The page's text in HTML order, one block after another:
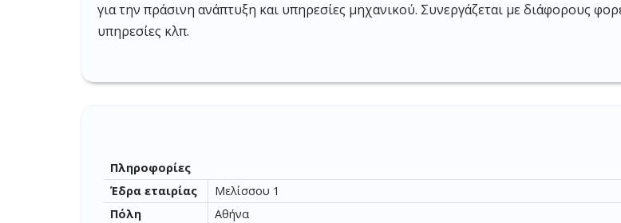
για την πράσινη ανάπτυξη και υπηρεσίες μηχανικού. Συνεργάζεται με διάφορους
υπηρεσίες κλπ.
Πληροφορίες
Έδρα εταιρίας
Μελίσσου 1
Πόλη
Αθήνα